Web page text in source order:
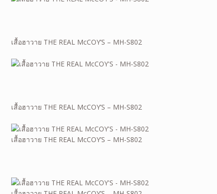
เสื้อฮาวาย THE REAL McCOY’S – MH-S802
เสื้อฮาวาย THE REAL McCOY’S – MH-S802
เสื้อฮาวาย THE REAL McCOY’S – MH-S802